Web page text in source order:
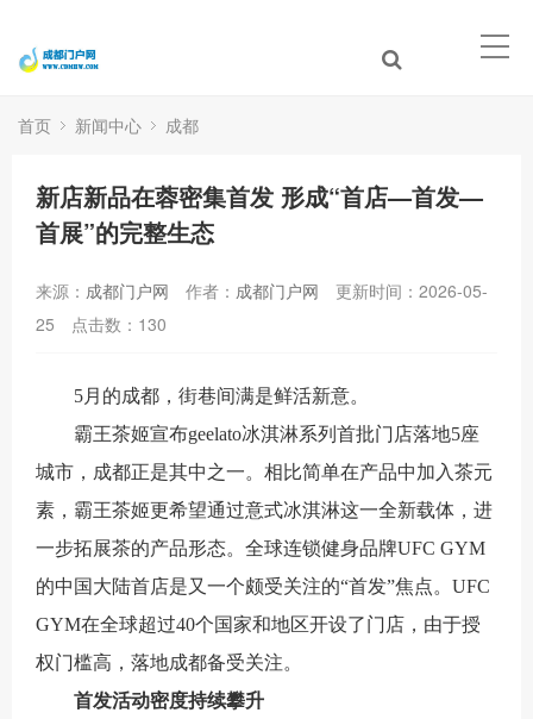
首页 新闻中心 成都
新店新品在蓉密集首发 形成“首店—首发—
首展”的完整生态
来源： 成都门户网 作者： 成都门户网
更新时间：2026-05-
25
点击数： 130
5月的成都，街巷间满是鲜活新意。
霸王茶姬宣布geelato冰淇淋系列首批门店落地5座
城市，成都正是其中之一。相比简单在产品中加入茶元
素，霸王茶姬更希望通过意式冰淇淋这一全新载体，进
一步拓展茶的产品形态。全球连锁健身品牌UFC GYM
的中国大陆首店是又一个颇受关注的“首发”焦点。UFC
GYM在全球超过40个国家和地区开设了门店，由于授
权门槛高，落地成都备受关注。
首发活动密度持续攀升